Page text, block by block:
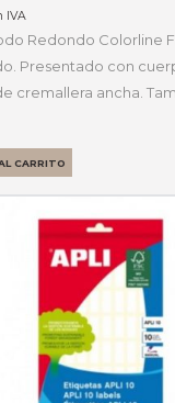
IVA
Redondo Colorline
Presentado con
cremallera ancha.
CARRITO